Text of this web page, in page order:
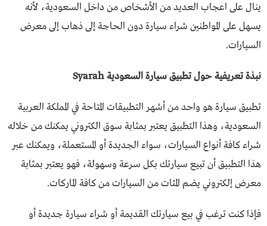
ينال على اعجاب العديد من الأشخاص من داخل السعودية، لأنه
يسهل على المواطنين شراء سيارة دون الحاجة إلى ذهاب إلى معرض
السيارات.
نبذة تعريفية حول تطبيق سيارة السعودية Syarah
تطبيق سيارة هو واحد من أشهر التطبيقات المتاحة في المملكة العربية
السعودية، وهذا التطبيق يعتبر بمثابة سوق الكتروني يمكنك من خلاله
شراء كافة أنواع السيارات، سواء الجديدة أو المستعملة، ويمكنك عبر
هذا التطبيق أن تبيع سيارتك بكل سرعة وسهولة، فهو يعتبر بمثابة
معرض إلكتروني يضم المئات من السيارات من كافة الماركات.
فإذا كنت ترغب في بيع سيارتك القديمة أو شراء سيارة جديدة أو